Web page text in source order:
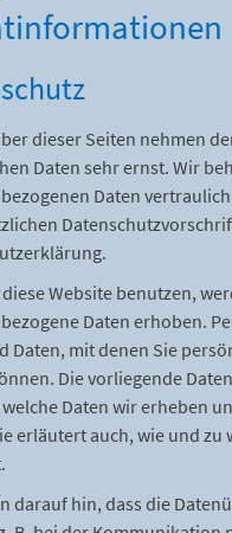
dieser Seiten nehmen
Daten sehr ernst. Wir
Daten
Website benutzen,
Daten erhoben.
Daten, mit denen Sie
Die vorliegende
Daten wir erheben
erläutert auch, wie und zu
darauf hin, dass die